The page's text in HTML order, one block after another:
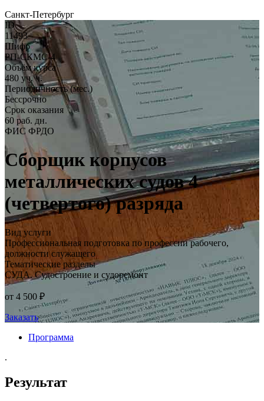
Санкт-Петербург
ID
11493
Шифр
РП-СКМС-4
Объём курса
480 уч. ч.
Периодичность (мес.)
Бессрочно
Срок оказания
60 раб. дн.
ФИС ФРДО
Сборщик корпусов
металлических судов 4
(четвертого) разряда
Вид услуги
Профессиональная подготовка по профессии рабочего,
должности служащего
Тематические разделы
СУДА. Судостроение и судоремонт
от 4 500 ₽
Заказать
Программа
.
Результат